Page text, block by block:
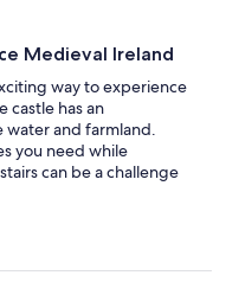
Medieval Ireland
way to experience
castle has an
water and farmland.
you need while
can be a challenge
bedroom is worth the
Excellent Wifi